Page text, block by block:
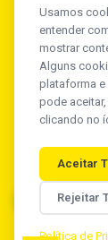
Rua Zezé
Usamos
entender
mostrar
Alguns
plataforma e
pode
clicando no
Aceitar
Rejeitar
Política de